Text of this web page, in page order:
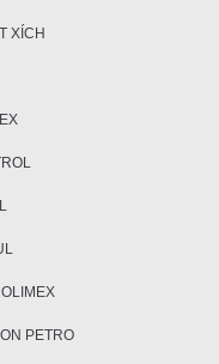
XÍCH
PETRO